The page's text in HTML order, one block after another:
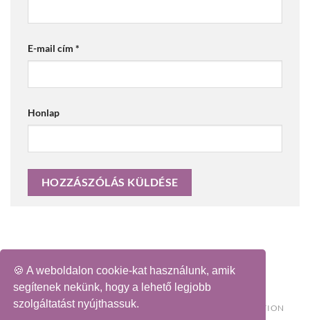
🍪 A weboldalon cookie-kat használunk, amik
segítenek nekünk, hogy a lehető legjobb
szolgáltatást nyújthassuk.
E-mail cím *
Honlap
🛍️ KIEMELT AKCIÓK 📚 KÖNYV
🏳️‍🌈 LOVE WINS COLLECTION